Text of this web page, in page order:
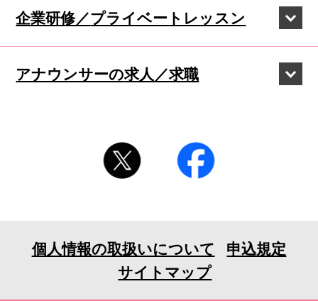
企業研修／プライベートレッスン
アナウンサーの求人／求職
個人情報の取扱いについて
申込規定
サイトマップ